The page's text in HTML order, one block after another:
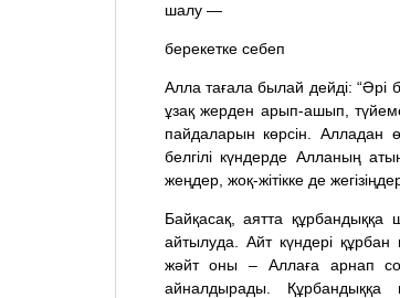
шалу —
берекетке себеп
Алла тағала былай дейді:
ұзақ жерден арып-ашып,
пайдаларын көрсін. Алладан
белгілі күндерде Алланың
жеңдер, жоқ-жітікке де
Байқасақ, аятта құрбандыққа
айтылуда. Айт күндері
жәйт оны – Аллаға арнап
айналдырады.